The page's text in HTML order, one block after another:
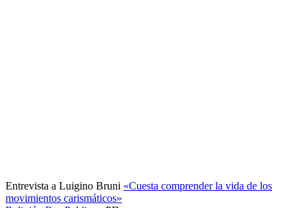
Entrevista a Luigino Bruni «Cuesta comprender la vida de los
movimientos carismáticos»